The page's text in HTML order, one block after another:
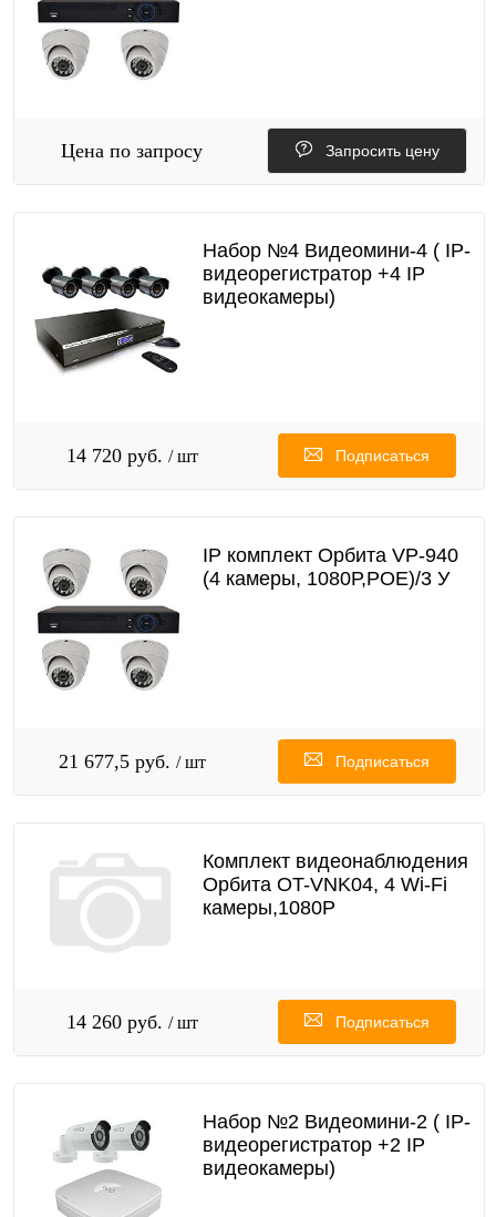
Цена по запросу Запросить цену
Набор №4 Видеомини-4 ( IP-
видеорегистратор +4 IP
видеокамеры)
14 720 руб. / шт Подписаться
IP комплект Орбита VP-940
(4 камеры, 1080Р,РОЕ)/3 У
21 677,5 руб. / шт Подписаться
Комплект видеонаблюдения
Орбита OT-VNK04, 4 Wi-Fi
камеры,1080P
14 260 руб. / шт Подписаться
Набор №2 Видеомини-2 ( IP-
видеорегистратор +2 IP
видеокамеры)